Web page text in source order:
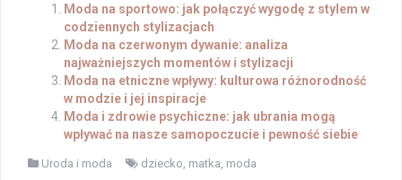
Moda na sportowo: jak połączyć wygodę z stylem w
codziennych stylizacjach
Moda na czerwonym dywanie: analiza
najważniejszych momentów i stylizacji
Moda na etniczne wpływy: kulturowa różnorodność
w modzie i jej inspiracje
Moda i zdrowie psychiczne: jak ubrania mogą
wpływać na nasze samopoczucie i pewność siebie
Uroda i moda dziecko, matka, moda